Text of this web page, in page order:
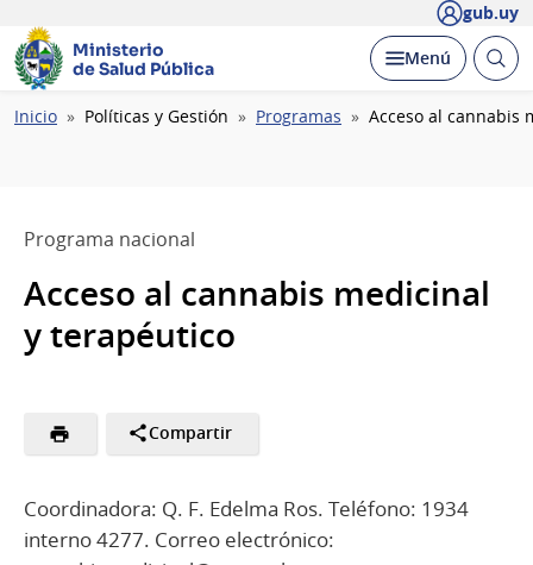
gub.uy
Ministerio
de Salud Pública
Desplegar
Menú Abrir
Ruta
Inicio Políticas y Gestión Programas Acceso al cannabis
Programa nacional
Acceso al cannabis medicinal
y terapéutico
Compartir
Coordinadora: Q. F. Edelma Ros. Teléfono: 1934
interno 4277. Correo electrónico: